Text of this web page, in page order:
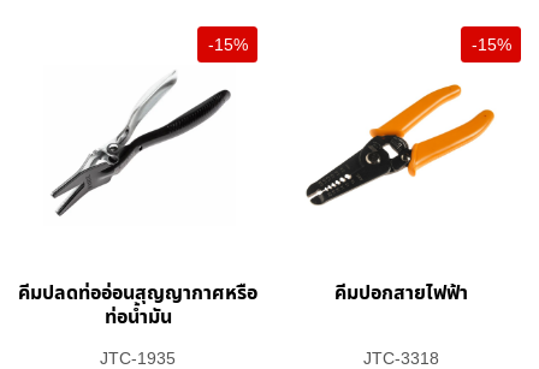
-15%
คีมปลดท่ออ่อนสุญญากาศหรือ
ท่อน้ำมัน
JTC-1935
-15%
คีมปอกสายไฟฟ้า
JTC-3318